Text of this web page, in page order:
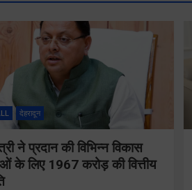
देहरादून
ने प्रदान की विभिन्न विकास
के लिए 1967 करोड़ की वित्तीय